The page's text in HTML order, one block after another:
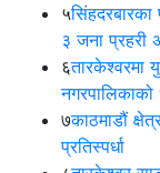
५सिंहदरबारका
३ जना
६तारकेश्वरमा
नगरपालिकाको
७काठमाडौं
प्रतिस्पर्धा